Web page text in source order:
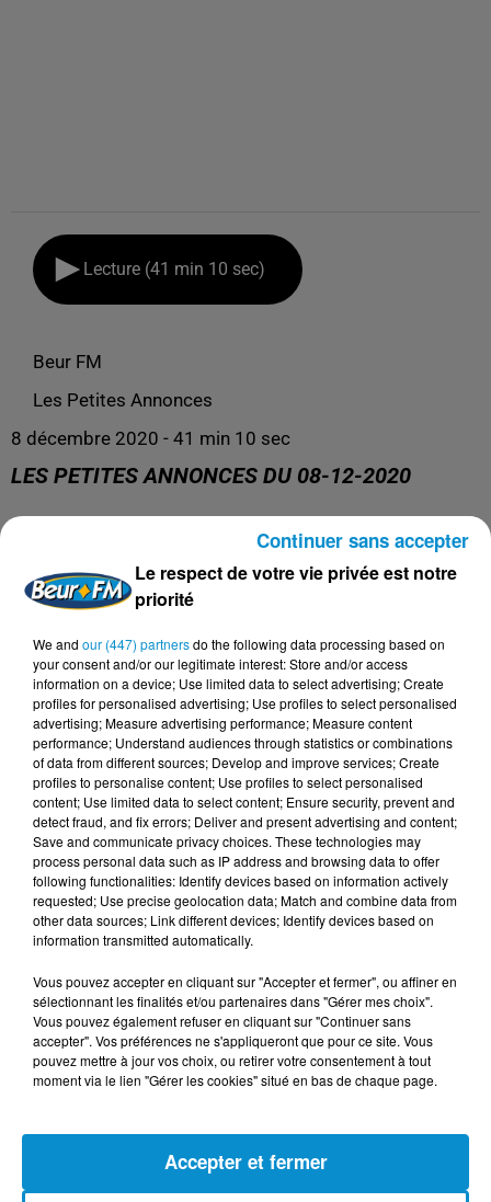
Lecture (41 min 10 sec)
Beur FM
Les Petites Annonces
8 décembre 2020 - 41 min 10 sec
LES PETITES ANNONCES DU 08-12-2020
DERNIERS PODCASTS
24 juillet 2026
Les Zinformés - 24/07/26
23 juillet 2026
Les Zinformés - 23/07/26
Le respect de votre vie privée est notre
priorité
We and our (447) partnersdo the following data processing based on
your consent and/or our legitimate interest: Store and/or access
information on a device; Use limited data to select advertising; Create
profiles for personalised advertising; Use profiles to select personalised
advertising; Measure advertising performance; Measure content
performance; Understand audiences through statistics or combinations
of data from different sources; Develop and improve services; Create
profiles to personalise content; Use profiles to select personalised
content; Use limited data to select content; Ensure security, prevent and
detect fraud, and fix errors; Deliver and present advertising and content;
Save and communicate privacy choices. These technologies may
process personal data such as IP address and browsing data to offer
following functionalities: Identify devices based on information actively
requested; Use precise geolocation data; Match and combine data from
other data sources; Link different devices; Identify devices based on
information transmitted automatically.
Vous pouvez accepter en cliquant sur "Accepter et fermer", ou affiner en
sélectionnant les finalités et/ou partenaires dans "Gérer mes choix".
Vous pouvez également refuser en cliquant sur "Continuer sans
accepter". Vos préférences ne s'appliqueront que pour ce site. Vous
pouvez mettre à jour vos choix, ou retirer votre consentement à tout
moment via le lien "Gérer les cookies" situé en bas de chaque page.
Accepter et fermer
Continuer sans accepter